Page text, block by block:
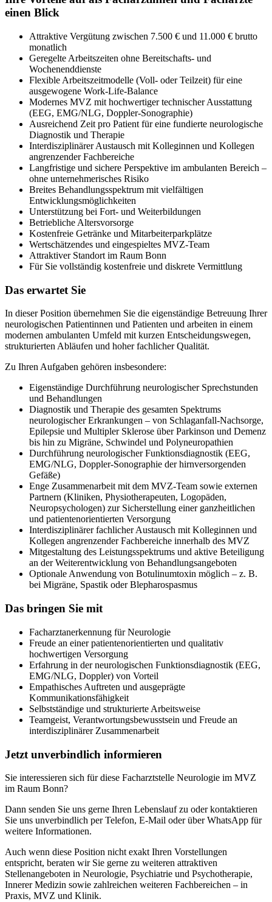
einen Blick
Attraktive Vergütung zwischen 7.500 € und 11.000 € brutto
monatlich
Geregelte Arbeitszeiten ohne Bereitschafts- und
Wochenenddienste
Flexible Arbeitszeitmodelle (Voll- oder Teilzeit) für eine
ausgewogene Work-Life-Balance
Modernes MVZ mit hochwertiger technischer Ausstattung
(EEG, EMG/NLG, Doppler-Sonographie)
Ausreichend Zeit pro Patient für eine fundierte neurologische
Diagnostik und Therapie
Interdisziplinärer Austausch mit Kolleginnen und Kollegen
angrenzender Fachbereiche
Langfristige und sichere Perspektive im ambulanten Bereich –
ohne unternehmerisches Risiko
Breites Behandlungsspektrum mit vielfältigen
Entwicklungsmöglichkeiten
Unterstützung bei Fort- und Weiterbildungen
Betriebliche Altersvorsorge
Kostenfreie Getränke und Mitarbeiterparkplätze
Wertschätzendes und eingespieltes MVZ-Team
Attraktiver Standort im Raum Bonn
Für Sie vollständig kostenfreie und diskrete Vermittlung
Das erwartet Sie
In dieser Position übernehmen Sie die eigenständige Betreuung Ihrer
neurologischen Patientinnen und Patienten und arbeiten in einem
modernen ambulanten Umfeld mit kurzen Entscheidungswegen,
strukturierten Abläufen und hoher fachlicher Qualität.
Zu Ihren Aufgaben gehören insbesondere:
Eigenständige Durchführung neurologischer Sprechstunden
und Behandlungen
Diagnostik und Therapie des gesamten Spektrums
neurologischer Erkrankungen – von Schlaganfall-Nachsorge,
Epilepsie und Multipler Sklerose über Parkinson und Demenz
bis hin zu Migräne, Schwindel und Polyneuropathien
Durchführung neurologischer Funktionsdiagnostik (EEG,
EMG/NLG, Doppler-Sonographie der hirnversorgenden
Gefäße)
Enge Zusammenarbeit mit dem MVZ-Team sowie externen
Partnern (Kliniken, Physiotherapeuten, Logopäden,
Neuropsychologen) zur Sicherstellung einer ganzheitlichen
und patientenorientierten Versorgung
Interdisziplinärer fachlicher Austausch mit Kolleginnen und
Kollegen angrenzender Fachbereiche innerhalb des MVZ
Mitgestaltung des Leistungsspektrums und aktive Beteiligung
an der Weiterentwicklung von Behandlungsangeboten
Optionale Anwendung von Botulinumtoxin möglich – z. B.
bei Migräne, Spastik oder Blepharospasmus
Das bringen Sie mit
Facharztanerkennung für Neurologie
Freude an einer patientenorientierten und qualitativ
hochwertigen Versorgung
Erfahrung in der neurologischen Funktionsdiagnostik (EEG,
EMG/NLG, Doppler) von Vorteil
Empathisches Auftreten und ausgeprägte
Kommunikationsfähigkeit
Selbstständige und strukturierte Arbeitsweise
Teamgeist, Verantwortungsbewusstsein und Freude an
interdisziplinärer Zusammenarbeit
Jetzt unverbindlich informieren
Sie interessieren sich für diese Facharztstelle Neurologie im MVZ
im Raum Bonn?
Dann senden Sie uns gerne Ihren Lebenslauf zu oder kontaktieren
Sie uns unverbindlich per Telefon, E-Mail oder über WhatsApp für
weitere Informationen.
Auch wenn diese Position nicht exakt Ihren Vorstellungen
entspricht, beraten wir Sie gerne zu weiteren attraktiven
Stellenangeboten in Neurologie, Psychiatrie und Psychotherapie,
Innerer Medizin sowie zahlreichen weiteren Fachbereichen – in
Praxis, MVZ und Klinik.